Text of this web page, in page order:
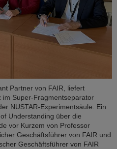
Partner von FAIR, liefert
im Super-Fragmentseparator
NUSTAR-Experimentsäule. Ein
Understanding über die
vor Kurzem von Professor
Geschäftsführer von FAIR und
Geschäftsführer von FAIR